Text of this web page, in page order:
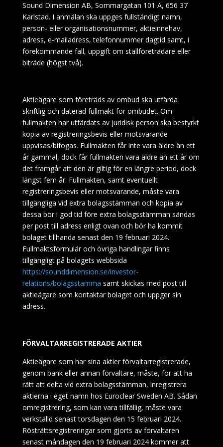
Sound Dimension AB, Sommargatan 101 A, 656 37
Karlstad. I anmälan ska uppges fullständigt namn,
person- eller organisationsnummer, aktieinnehav,
adress, e-mailadress, telefonnummer dagtid samt, i
förekommande fall, uppgift om ställföreträdare eller
biträde (högst två).
Aktieägare som företräds av ombud ska utfärda
skriftlig och daterad fullmakt för ombudet. Om
fullmakten har utfärdats av juridisk person ska bestyrkt
kopia av registreringsbevis eller motsvarande
uppvisas/bifogas. Fullmakten får inte vara äldre än ett
år gammal, dock får fullmakten vara äldre än ett år om
det framgår att den är giltig för en längre period, dock
längst fem år. Fullmakten, samt eventuellt
registreringsbevis eller motsvarande, måste vara
tillgängliga vid extra bolagsstämman och kopia av
dessa bör i god tid före extra bolagsstämman sändas
per post till adress enligt ovan och bör ha kommit
bolaget tillhanda senast den 19 februari 2024.
Fullmaktsformulär och övriga handlingar finns
tillgängligt på bolagets webbsida
https://sounddimension.se/investor-
relations/bolagsstamma samt skickas med post till
aktieägare som kontaktar bolaget och uppger sin
adress.
FÖRVALTARREGISTRERADE AKTIER
Aktieägare som har sina aktier förvaltarregistrerade,
genom bank eller annan förvaltare, måste, för att ha
rätt att delta vid extra bolagsstämman, inregistrera
aktierna i eget namn hos Euroclear Sweden AB. Sådan
omregistrering, som kan vara tillfällig, måste vara
verkställd senast torsdagen den 15 februari 2024.
Rösträttsregistreringar som gjorts av förvaltaren
senastmåndagen den 19 februari 2024kommer att